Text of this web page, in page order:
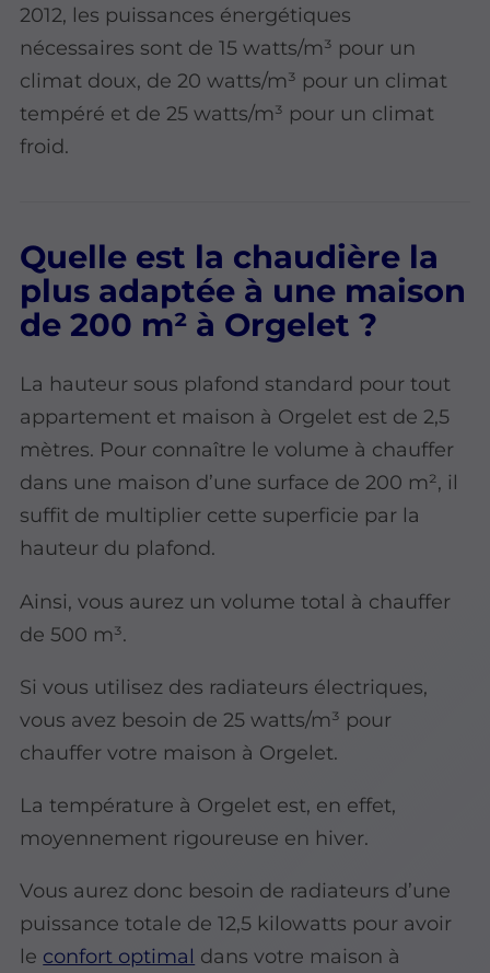
2012, les puissances énergétiques
nécessaires sont de 15 watts/m³ pour un
climat doux, de 20 watts/m³ pour un climat
tempéré et de 25 watts/m³ pour un climat
froid.
Quelle est la chaudière la
plus adaptée à une maison
de 200 m² à Orgelet ?
La hauteur sous plafond standard pour tout
appartement et maison à Orgelet est de 2,5
mètres. Pour connaître le volume à chauffer
dans une maison d’une surface de 200 m², il
suffit de multiplier cette superficie par la
hauteur du plafond.
Ainsi, vous aurez un volume total à chauffer
de 500 m³.
Si vous utilisez des radiateurs électriques,
vous avez besoin de 25 watts/m³ pour
chauffer votre maison à Orgelet.
La température à Orgelet est, en effet,
moyennement rigoureuse en hiver.
Vous aurez donc besoin de radiateurs d’une
puissance totale de 12,5 kilowatts pour avoir
le confort optimal dans votre maison à